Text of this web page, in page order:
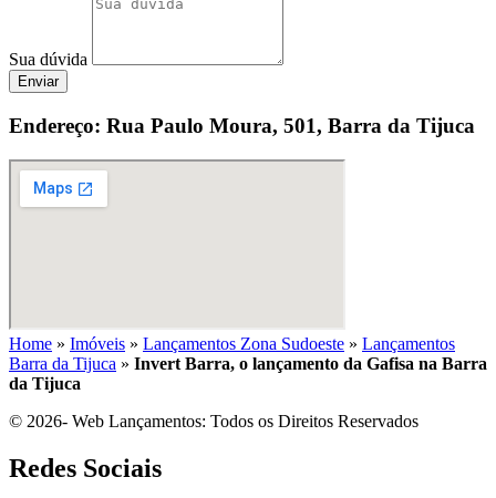
Sua dúvida
Enviar
Endereço: Rua Paulo Moura, 501, Barra da Tijuca
Home » Imóveis » Lançamentos Zona Sudoeste » Lançamentos
Barra da Tijuca » Invert Barra, o lançamento da Gafisa na Barra
da Tijuca
© 2026- Web Lançamentos: Todos os Direitos Reservados
Redes Sociais